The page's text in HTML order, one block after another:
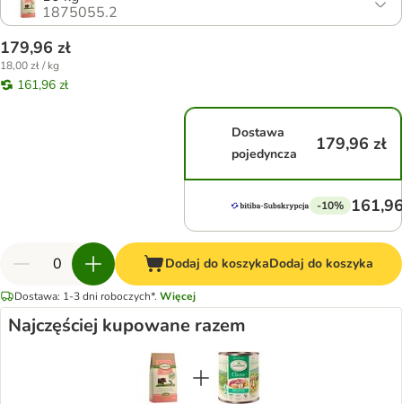
1875055.2
179,96 zł
18,00 zł / kg
161,96 zł
Dostawa
pojedyncza
179,96 zł
-10%
Dodaj do koszykaDodaj do koszyka
Dostawa: 1-3 dni roboczych*. Więcej
Najczęściej kupowane razem